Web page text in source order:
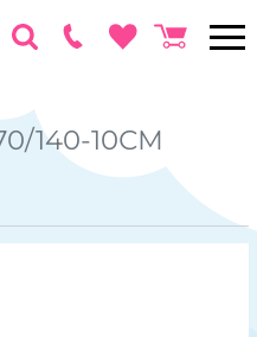
140-10СМ